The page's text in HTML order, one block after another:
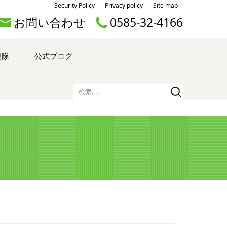
Security Policy Privacy policy Site map
お問い合わせ 0585-32-4166
公式ブログ
検